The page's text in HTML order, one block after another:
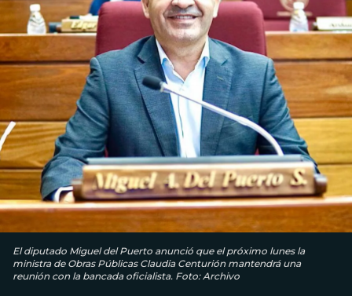
El diputado Miguel del Puerto anunció que el próximo lunes la
ministra de Obras Públicas Claudia Centurión mantendrá una
reunión con la bancada oficialista. Foto: Archivo